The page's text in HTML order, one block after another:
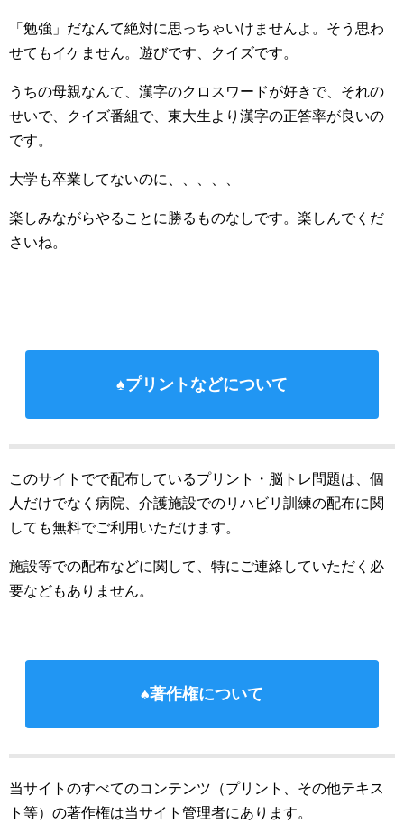
「勉強」だなんて絶対に思っちゃいけませんよ。そう思わ
せてもイケません。遊びです、クイズです。
うちの母親なんて、漢字のクロスワードが好きで、それの
せいで、クイズ番組で、東大生より漢字の正答率が良いの
です。
大学も卒業してないのに、、、、、
楽しみながらやることに勝るものなしです。楽しんでくだ
さいね。
♠プリントなどについて
このサイトでで配布しているプリント・脳トレ問題は、個
人だけでなく病院、介護施設でのリハビリ訓練の配布に関
しても無料でご利用いただけます。
施設等での配布などに関して、特にご連絡していただく必
要などもありません。
♠著作権について
当サイトのすべてのコンテンツ（プリント、その他テキス
ト等）の著作権は当サイト管理者にあります。